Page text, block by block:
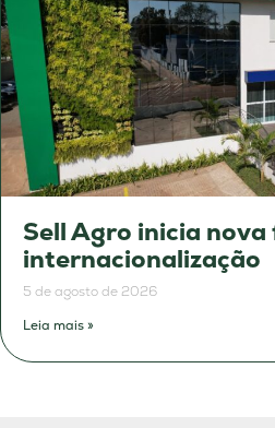
Sell Agro inicia nova
internacionalização
5 de agosto de 2026
Leia mais »